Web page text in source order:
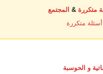
متكررة & المجتمع
أسئلة متكررة
و الحوسبة